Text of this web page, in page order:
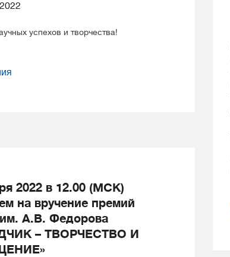
успехов и творчества!
2022 в 12.00 (МСК)
на вручение премий
им. А.В. Федорова
– ТВОРЧЕСТВО И